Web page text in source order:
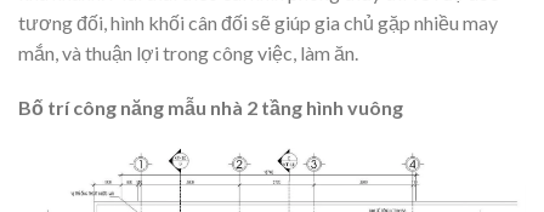
tương đối, hình khối cân đối sẽ giúp gia chủ gặp nhiều may
mắn, và thuận lợi trong công việc, làm ăn.
Bố trí công năng mẫu nhà 2 tầng hình vuông